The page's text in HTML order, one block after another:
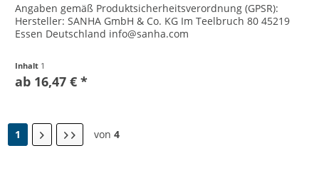
Angaben gemäß Produktsicherheitsverordnung (GPSR):
Hersteller: SANHA GmbH & Co. KG Im Teelbruch 80 45219
Essen Deutschland info@sanha.com
Inhalt 1
ab 16,47 € *
1 von 4